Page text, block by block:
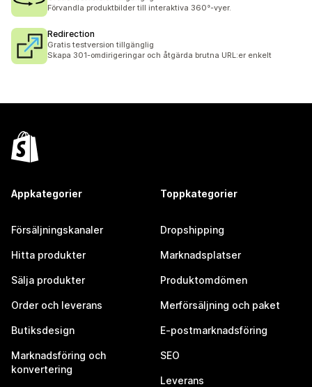
Förvandla produktbilder till interaktiva 360°-vyer.
Redirection
Gratis testversion tillgänglig
Skapa 301-omdirigeringar och åtgärda brutna URL:er enkelt
Appkategorier
Försäljningskanaler
Hitta produkter
Sälja produkter
Order och leverans
Butiksdesign
Marknadsföring och
konvertering
Toppkategorier
Dropshipping
Marknadsplatser
Produktomdömen
Merförsäljning och paket
E-postmarknadsföring
SEO
Leverans